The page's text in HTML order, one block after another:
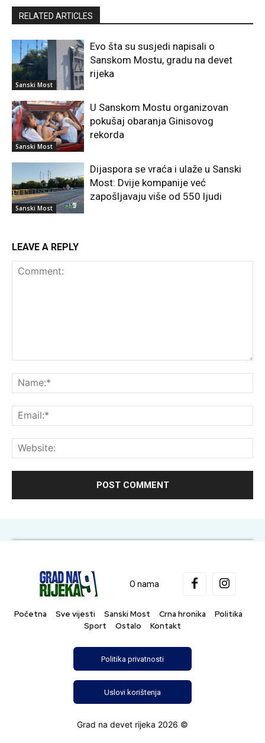
RELATED ARTICLES
Sanski Most
Evo šta su susjedi napisali o
Sanskom Mostu, gradu na devet
rijeka
Sanski Most
U Sanskom Mostu organizovan
pokušaj obaranja Ginisovog
rekorda
Sanski Most
Dijaspora se vraća i ulaže u Sanski
Most: Dvije kompanije već
zapošljavaju više od 550 ljudi
LEAVE A REPLY
O nama
Početna Sve vijesti Sanski Most Crna hronika
Politika
Sport
Ostalo Kontakt
Politika privatnosti
Uslovi korištenja
Grad na devet rijeka 2026 ©